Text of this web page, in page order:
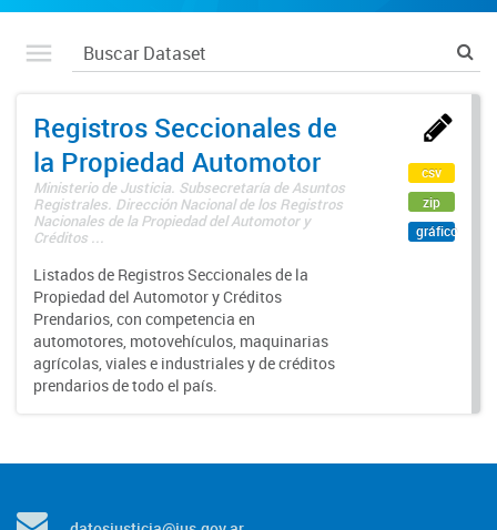
Registros Seccionales de
la Propiedad Automotor
Ministerio de Justicia. Subsecretaría de Asuntos
Registrales. Dirección Nacional de los Registros
Nacionales de la Propiedad del Automotor y
Créditos ...
Listados de Registros Seccionales de la
Propiedad del Automotor y Créditos
Prendarios, con competencia en
automotores, motovehículos, maquinarias
agrícolas, viales e industriales y de créditos
prendarios de todo el país.
csv
zip
gráfico